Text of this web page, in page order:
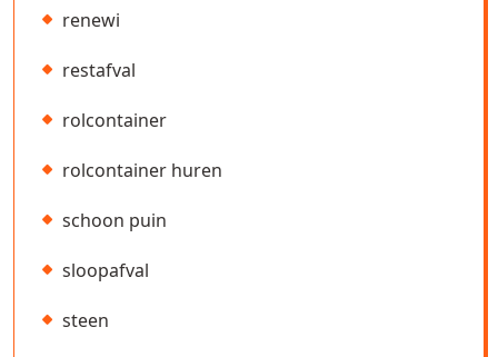
renewi
restafval
rolcontainer
rolcontainer huren
schoon puin
sloopafval
steen